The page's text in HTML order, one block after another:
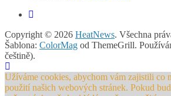
Copyright © 2026 HeatNews. Všechna
Šablona: ColorMag od ThemeGrill.
češtině).
Užíváme cookies, abychom vám zajistili co
použití našich webových stránek. Pokud